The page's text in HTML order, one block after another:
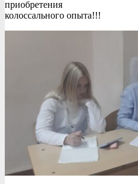
приобретения
колоссального опыта!!!